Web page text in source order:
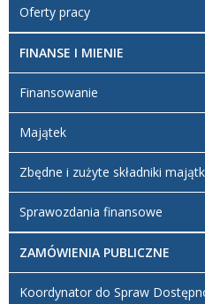
Oferty pracy
FINANSE I MIENIE
Finansowanie
Majątek
Zbędne i zużyte składniki
Sprawozdania finansowe
ZAMÓWIENIA PUBLICZNE
Koordynator do Spraw